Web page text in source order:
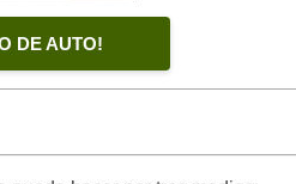
DE AUTO!